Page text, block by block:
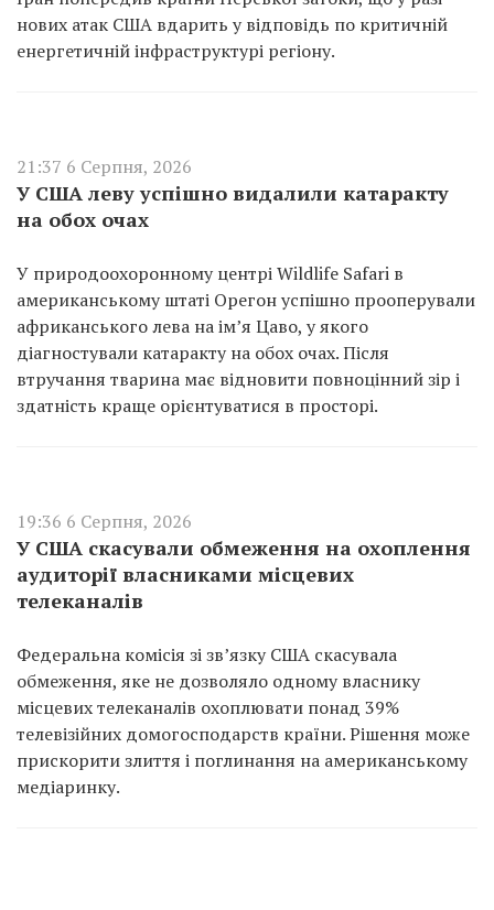
нових атак США вдарить у відповідь по критичній
енергетичній інфраструктурі регіону.
21:37 6 Серпня, 2026
У США леву успішно видалили катаракту
на обох очах
У природоохоронному центрі Wildlife Safari в
американському штаті Орегон успішно прооперували
африканського лева на ім’я Цаво, у якого
діагностували катаракту на обох очах. Після
втручання тварина має відновити повноцінний зір і
здатність краще орієнтуватися в просторі.
19:36 6 Серпня, 2026
У США скасували обмеження на охоплення
аудиторії власниками місцевих
телеканалів
Федеральна комісія зі зв’язку США скасувала
обмеження, яке не дозволяло одному власнику
місцевих телеканалів охоплювати понад 39%
телевізійних домогосподарств країни. Рішення може
прискорити злиття і поглинання на американському
медіаринку.